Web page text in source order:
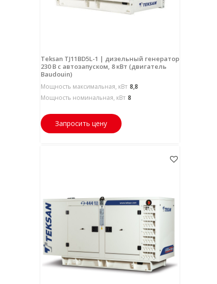
Teksan TJ11BD5L-1 | дизельный генератор
230 В с автозапуском, 8 кВт (двигатель
Baudouin)
Мощность максимальная, кВт 8,8
Мощность номинальная, кВт 8
Запросить цену